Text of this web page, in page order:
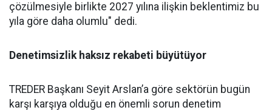
çözülmesiyle birlik­te 2027 yılına ilişkin beklentimiz bu
yıla göre daha olumlu" dedi.
Denetimsizlik haksız rekabeti büyütüyor
TREDER Başkanı Seyit Arslan’a göre sektörün bugün
karşı karşıya olduğu en önemli sorun denetim